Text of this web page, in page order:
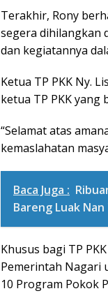
Terakhir, Rony
segera dihilangkan
dan kegiatannya
Ketua TP PKK Ny.
ketua TP PKK yang
“Selamat atas
kemaslahatan
Baca Juga :
Bareng Luak Nan
Khusus bagi TP
Pemerintah Nagari
10 Program Pokok